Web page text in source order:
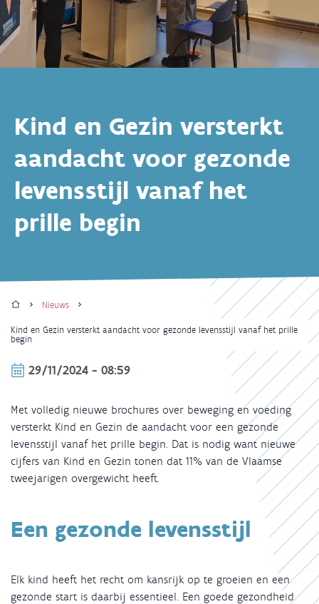
Kind en Gezin versterkt
aandacht voor gezonde
levensstijl vanaf het
prille begin
Kruimelpad
HomeNieuws
Kind en Gezin versterkt aandacht voor gezonde levensstijl vanaf het prille
begin
29/11/2024 - 08:59
Met volledig nieuwe brochures over beweging en voeding
versterkt Kind en Gezin de aandacht voor een gezonde
levensstijl vanaf het prille begin. Dat is nodig want nieuwe
cijfers van Kind en Gezin tonen dat 11% van de Vlaamse
tweejarigen overgewicht heeft.
Een gezonde levensstijl
Elk kind heeft het recht om kansrijk op te groeien en een
gezonde start is daarbij essentieel. Een goede gezondheid